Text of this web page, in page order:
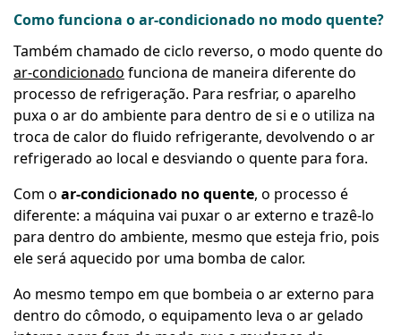
Como funciona o ar-condicionado no modo quente?
Também chamado de ciclo reverso, o modo quente do
ar-condicionado funciona de maneira diferente do
processo de refrigeração. Para resfriar, o aparelho
puxa o ar do ambiente para dentro de si e o utiliza na
troca de calor do fluido refrigerante, devolvendo o ar
refrigerado ao local e desviando o quente para fora.
Com o ar-condicionado no quente, o processo é
diferente: a máquina vai puxar o ar externo e trazê-lo
para dentro do ambiente, mesmo que esteja frio, pois
ele será aquecido por uma bomba de calor.
Ao mesmo tempo em que bombeia o ar externo para
dentro do cômodo, o equipamento leva o ar gelado